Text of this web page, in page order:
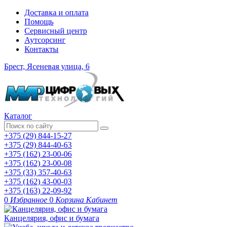
Доставка и оплата
Помощь
Сервисный центр
Аутсорсинг
Контакты
Брест, Ясеневая улица, 6
Каталог
+375 (29) 844-15-27
+375 (29) 844-40-63
+375 (162) 23-00-06
+375 (162) 23-00-08
+375 (33) 357-40-63
+375 (162) 43-00-03
+375 (163) 22-09-92
0 Избранное 0 Корзина Кабинет
Канцелярия, офис и бумага